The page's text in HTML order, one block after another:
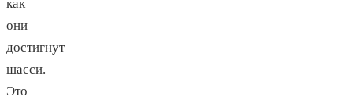
как
они
достигнут
шасси.
Это